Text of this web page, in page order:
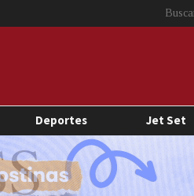
Deportes Jet Set